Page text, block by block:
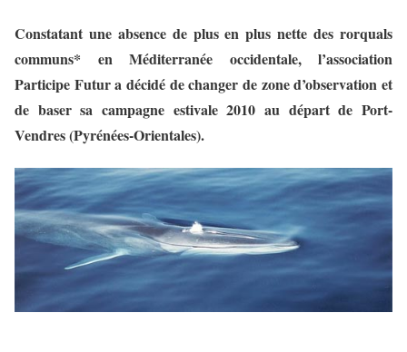
Constatant une absence de plus en plus nette des rorquals
communs* en Méditerranée occidentale, l’association
Participe Futur a décidé de changer de zone d’observation et
de baser sa campagne estivale 2010 au départ de Port-
Vendres (Pyrénées-Orientales).